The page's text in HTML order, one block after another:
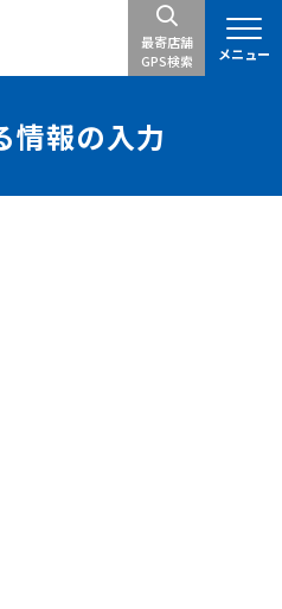
最寄店舗
GPS検索
情報の入力
メニュー